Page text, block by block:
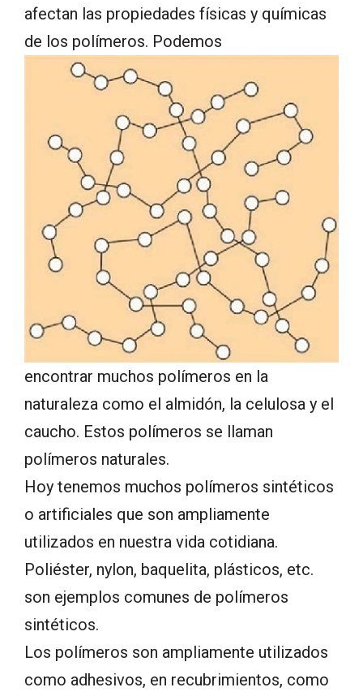
afectan las propiedades físicas y químicas
de los polímeros. Podemos
encontrar muchos polímeros en la
naturaleza como el almidón, la celulosa y el
caucho. Estos polímeros se llaman
polímeros naturales.
Hoy tenemos muchos polímeros sintéticos
o artificiales que son ampliamente
utilizados en nuestra vida cotidiana.
Poliéster, nylon, baquelita, plásticos, etc.
son ejemplos comunes de polímeros
sintéticos.
Los polímeros son ampliamente utilizados
como adhesivos, en recubrimientos, como